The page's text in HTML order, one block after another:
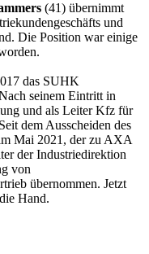
(41) übernimmt
und
Die Position war einige
das SUHK
seinem Eintritt in
und als Leiter Kfz für
dem Ausscheiden des
Mai 2021, der zu AXA
der Industriedirektion
von
übernommen. Jetzt
Hand.